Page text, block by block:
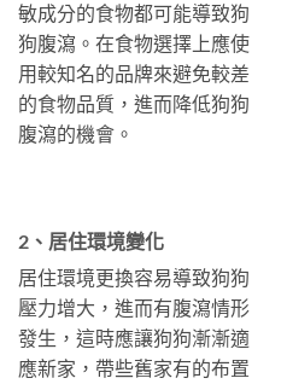
敏成分的食物都可能導致狗
狗腹瀉。在食物選擇上應使
用較知名的品牌來避免較差
的食物品質，進而降低狗狗
腹瀉的機會。
2、居住環境變化
居住環境更換容易導致狗狗
壓力增大，進而有腹瀉情形
發生，這時應讓狗狗漸漸適
應新家，帶些舊家有的布置